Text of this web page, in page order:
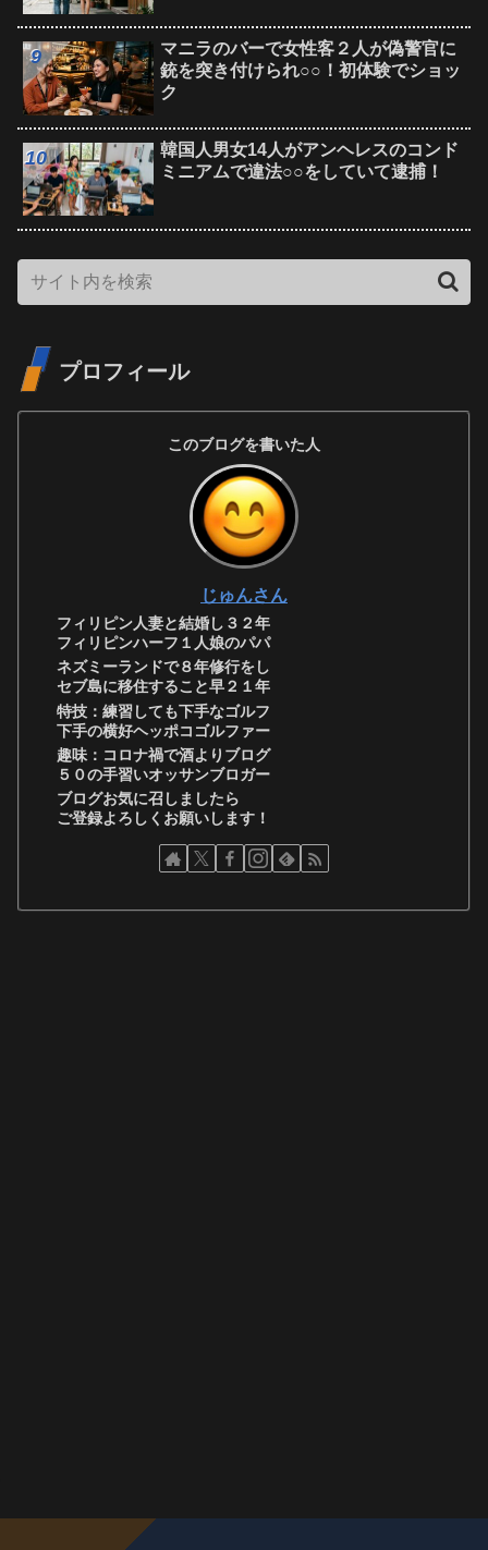
マニラのバーで女性客２人が偽警官に
銃を突き付けられ○○！初体験でショッ
ク
韓国人男女14人がアンヘレスのコンド
ミニアムで違法○○をしていて逮捕！
プロフィール
このブログを書いた人
じゅんさん
フィリピン人妻と結婚し３２年
フィリピンハーフ１人娘のパパ
ネズミーランドで８年修行をし
セブ島に移住すること早２１年
特技：練習しても下手なゴルフ
下手の横好ヘッポコゴルファー
趣味：コロナ禍で酒よりブログ
５０の手習いオッサンブロガー
ブログお気に召しましたら
ご登録よろしくお願いします！